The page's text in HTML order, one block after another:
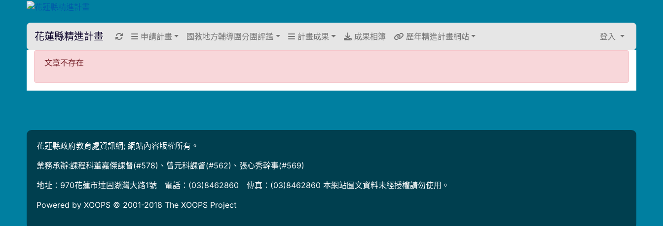
花蓮縣精進計畫 重新取得佈景設定
申請計畫 國教地方輔導團分團評鑑 計畫成果 成果相簿 歷年精進計畫網站 登入
文章不存在
文章不存在
花蓮縣政府教育處資訊網; 網站內容版權所有。
業務承辦:課程科董嘉傑課督(#578)、曾元科課督(#562)、張心秀幹事(#569)
地址：970花蓮市達固湖灣大路1號 電話：(03)8462860 傳真：(03)8462860 本網站圖文資料未經授權請勿使用。
Powered by XOOPS © 2001-2018 The XOOPS Project